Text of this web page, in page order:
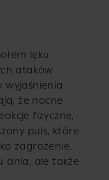
lęku
ataków
wyjaśnienia
że nocne
fizyczne,
puls, które
zagrożenie.
dnia, ale także